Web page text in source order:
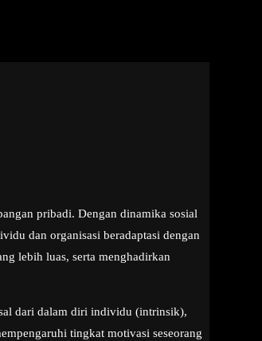
pribadi. Dengan dinamika sosial
dan organisasi beradaptasi dengan
lebih luas, serta menghadirkan
dari dalam diri individu (intrinsik),
tingkat motivasi seseorang